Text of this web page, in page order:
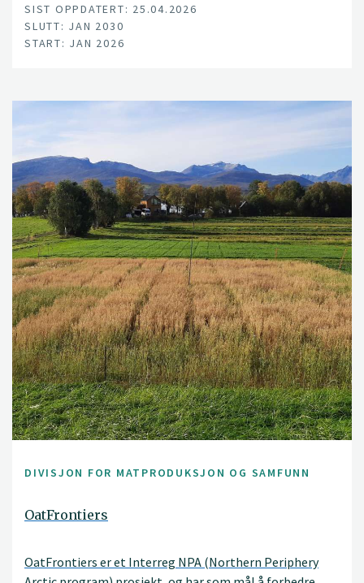
SIST OPPDATERT: 25.04.2026
SLUTT: JAN 2030
START: JAN 2026
DIVISJON FOR MATPRODUKSJON OG SAMFUNN
OatFrontiers
OatFrontiers er et Interreg NPA (Northern Periphery